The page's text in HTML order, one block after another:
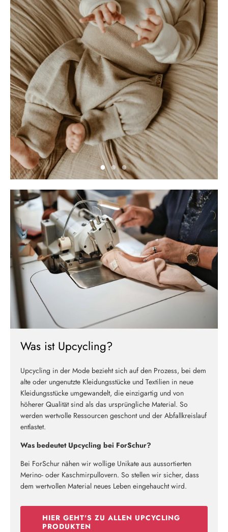
Was ist Upcycling?
Upcycling in der Mode bezieht sich auf den Prozess, bei dem
alte oder ungenutzte Kleidungsstücke und Textilien in neue
Kleidungsstücke umgewandelt, die einzigartig und von
höherer Qualität sind als das ursprüngliche Material. So
werden wertvolle Ressourcen geschont und der Abfallkreislauf
entlastet.
Was bedeutet Upcycling bei ForSchur?
Bei ForSchur nähen wir wollige Unikate aus aussortierten
Merino- oder Kaschmirpullovern. So stellen wir sicher, dass
dem wertvollen Material neues Leben eingehaucht wird.
HIER GEHT'S ZU ALLEN UPCYCLING
PRODUKTEN
Neu hier?
Melde dich jetzt für unseren Newsletter an und erhalte einen 10%
Willkommensrabatt auf deine erste Bestellung
ABSCHICKEN